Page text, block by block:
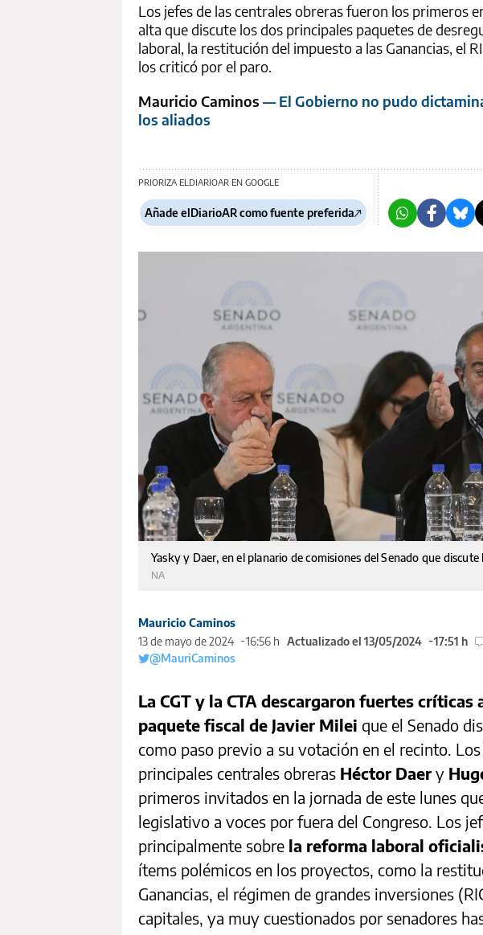
Los jefes de las centrales obreras fueron los primeros
alta que discute los dos principales paquetes de
laboral, la restitución del impuesto a las Ganancias, el
los criticó por el paro.
Mauricio Caminos — El Gobierno no pudo
los aliados
PRIORIZA ELDIARIOAR EN GOOGLE
Añade elDiarioAR como fuente preferida
Yasky y Daer, en el planario de comisiones del Senado que
NA
Mauricio Caminos
13 de mayo de 2024
16:56 h Actualizado el 13/05/2024 17:51 h
@MauriCaminos
La CGT y la CTA descargaron fuertes críticas
paquete fiscal de Javier Milei que el Senado
como paso previo a su votación en el recinto.
principales centrales obreras Héctor Daer y
primeros invitados en la jornada de este lunes
legislativo a voces por fuera del Congreso. Los
principalmente sobre la reforma laboral
ítems polémicos en los proyectos, como la
Ganancias, el régimen de grandes inversiones
capitales, ya muy cuestionados por senadores